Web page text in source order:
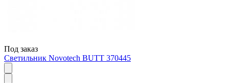
Под заказ
Светильник Novotech BUTT 370445